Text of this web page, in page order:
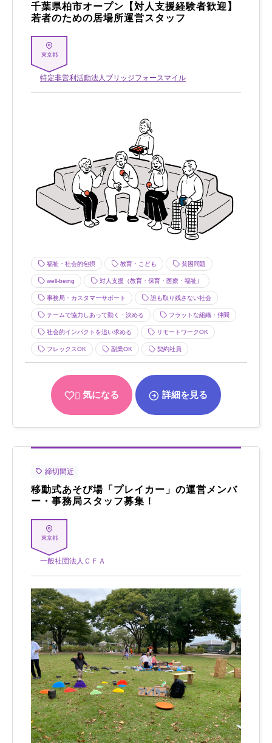
千葉県柏市オープン【対人支援経験者歓迎】
若者のための居場所運営スタッフ
東京都
特定非営利活動法人ブリッジフォースマイル
福祉・社会的包摂 教育・こども 貧困問題
well-being 対人支援（教育・保育・医療・福祉）
事務局・カスタマーサポート 誰も取り残さない社会
チームで協力しあって動く・決める フラットな組織・仲間
社会的インパクトを追い求める リモートワークOK
フレックスOK 副業OK 契約社員
気になる 詳細を見る
締切間近
移動式あそび場「プレイカー」の運営メンバ
ー・事務局スタッフ募集！
東京都
一般社団法人ＣＦＡ